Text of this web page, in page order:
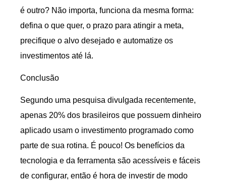
é outro? Não importa, funciona da mesma forma:
defina o que quer, o prazo para atingir a meta,
precifique o alvo desejado e automatize os
investimentos até lá.
Conclusão
Segundo uma pesquisa divulgada recentemente,
apenas 20% dos brasileiros que possuem dinheiro
aplicado usam o investimento programado como
parte de sua rotina. É pouco! Os benefícios da
tecnologia e da ferramenta são acessíveis e fáceis
de configurar, então é hora de investir de modo